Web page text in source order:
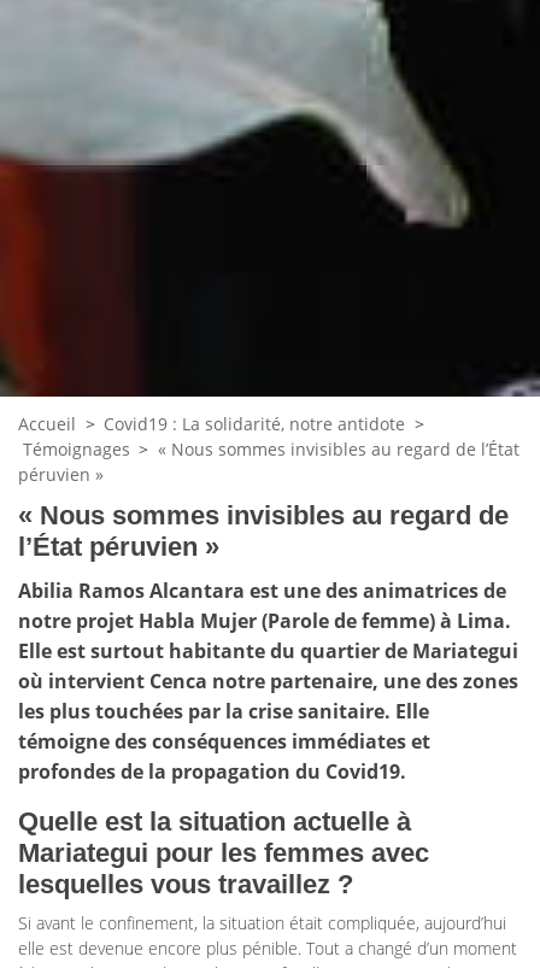
Accueil > Covid19 : La solidarité, notre antidote >
Témoignages > « Nous sommes invisibles au regard de l’État
péruvien »
« Nous sommes invisibles au regard de
l’État péruvien »
Abilia Ramos Alcantara est une des animatrices de
notre projet Habla Mujer (Parole de femme) à Lima.
Elle est surtout habitante du quartier de Mariategui
où intervient Cenca notre partenaire, une des zones
les plus touchées par la crise sanitaire. Elle
témoigne des conséquences immédiates et
profondes de la propagation du Covid19.
Quelle est la situation actuelle à
Mariategui pour les femmes avec
lesquelles vous travaillez ?
Si avant le confinement, la situation était compliquée, aujourd’hui
elle est devenue encore plus pénible. Tout a changé d’un moment